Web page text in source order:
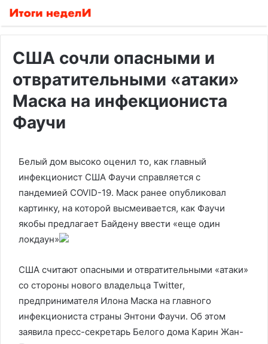
США сочли опасными и
отвратительными «атаки»
Маска на инфекциониста
Фаучи
Белый дом высоко оценил то, как главный
инфекционист США Фаучи справляется с
пандемией COVID-19. Маск ранее опубликовал
картинку, на которой высмеивается, как Фаучи
якобы предлагает Байдену ввести «еще один
локдаун»
США считают опасными и отвратительными «атаки»
со стороны нового владельца Twitter,
предпринимателя Илона Маска на главного
инфекциониста страны Энтони Фаучи. Об этом
заявила пресс-секретарь Белого дома Карин Жан-